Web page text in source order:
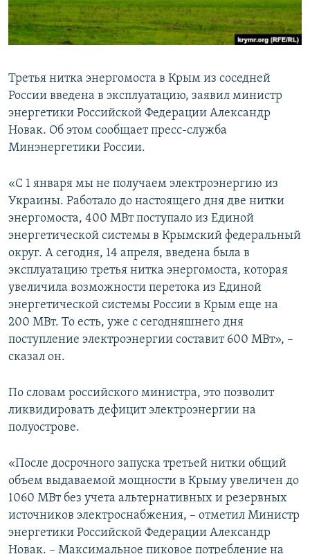
ПОБЕДИТЕЛЕЙ НЕ СУДЯТ?
КРЫМ.НЕПОКОРЕННЫЙ
УКРАИНСКАЯ ПРОБЛЕМА КРЫМА
ПРИСОЕДИНЯЙТЕСЬ!
Все сайты RFE/RL
Третья нитка энергомоста в Крым из соседней
России введена в эксплуатацию, заявил министр
энергетики Российской Федерации Александр
Новак. Об этом сообщает пресс-служба
Минэнергетики России.
«С 1 января мы не получаем электроэнергию из
Украины. Работало до настоящего дня две нитки
энергомоста, 400 МВт поступало из Единой
энергетической системы в Крымский федеральный
округ. А сегодня, 14 апреля, введена была в
эксплуатацию третья нитка энергомоста, которая
увеличила возможности перетока из Единой
энергетической системы России в Крым еще на
200 МВт. То есть, уже с сегодняшнего дня
поступление электроэнергии составит 600 МВт», –
сказал он.
По словам российского министра, это позволит
ликвидировать дефицит электроэнергии на
полуострове.
«После досрочного запуска третьей нитки общий
объем выдаваемой мощности в Крыму увеличен до
1060 МВт без учета альтернативных и резервных
источников электроснабжения, – отметил Министр
энергетики Российской Федерации Александр
Новак. – Максимальное пиковое потребление на